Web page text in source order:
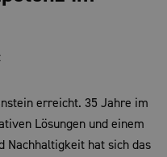
erreicht. 35 Jahre im
Lösungen und einem
Nachhaltigkeit hat sich das